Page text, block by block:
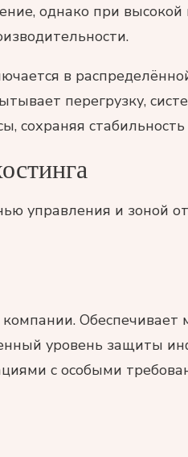
однако при высокой
в
перегрузку,
сохраняя
управления и зоной
уровень защиты
с особыми